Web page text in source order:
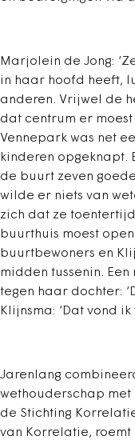
Marjolein de Jong:
in haar hoofd heeft,
anderen. Vrijwel de
dat centrum er
Vennepark was net
kinderen opgeknapt.
de buurt zeven
wilde er niets van
zich dat ze
buurthuis moest
buurtbewoners en
midden tussenin.
tegen haar dochter:
Klijnsma: ‘Dat vond
Jarenlang
wethouderschap met
de Stichting
van Korrelatie, roemt